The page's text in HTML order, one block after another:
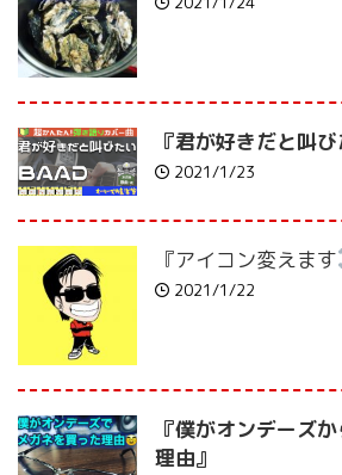
『君が好きだと叫
2021/1/23
『アイコン変えます
2021/1/22
『僕がオンデーズ
理由』